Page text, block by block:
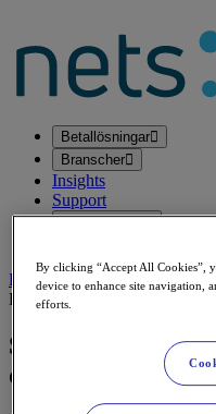
Betallösningar
Branscher
Insights
Support
Kontakta oss
Logga in
Reports & Whitepapers
Så undviker du
din webbutik
By clicking “Accept All Cookies”,
device to enhance site navigation,
efforts.